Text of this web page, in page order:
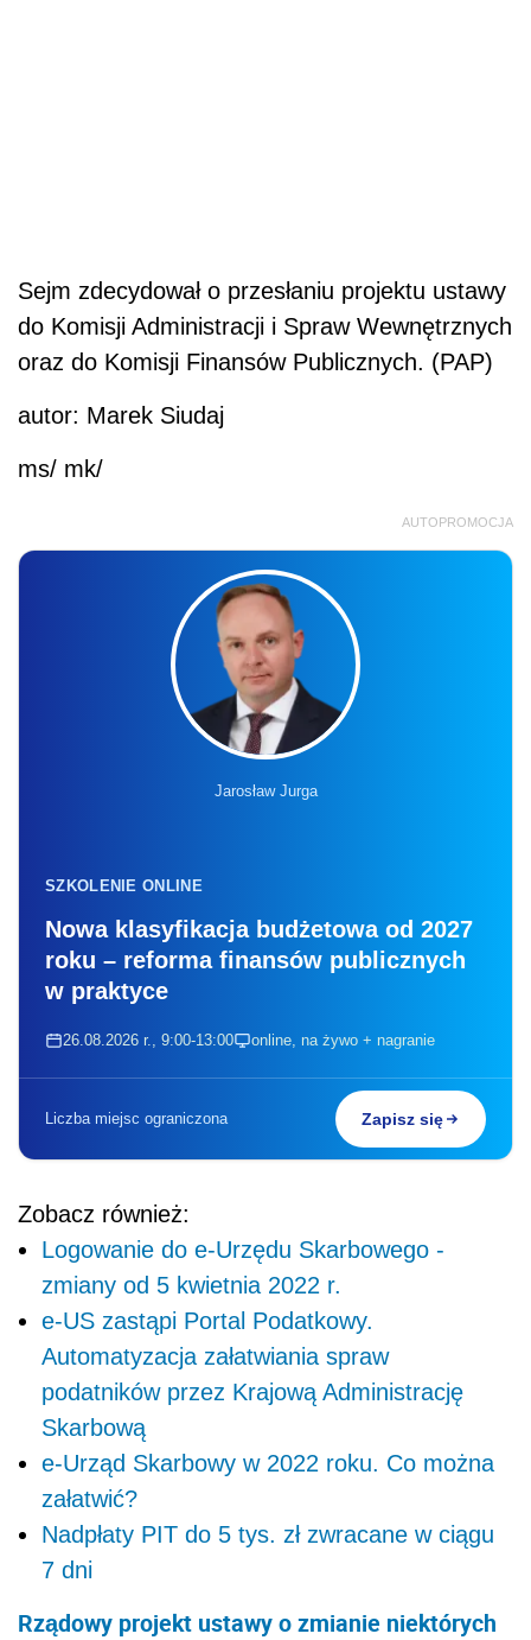
Sejm zdecydował o przesłaniu projektu ustawy
do Komisji Administracji i Spraw Wewnętrznych
oraz do Komisji Finansów Publicznych. (PAP)
autor: Marek Siudaj
ms/ mk/
AUTOPROMOCJA
Jarosław Jurga
SZKOLENIE ONLINE
Nowa klasyfikacja budżetowa od 2027
roku – reforma finansów publicznych
w praktyce
26.08.2026 r., 9:00-13:00 online, na żywo + nagranie
Liczba miejsc ograniczona Zapisz się
Zobacz również:
Logowanie do e-Urzędu Skarbowego -
zmiany od 5 kwietnia 2022 r.
e-US zastąpi Portal Podatkowy.
Automatyzacja załatwiania spraw
podatników przez Krajową Administrację
Skarbową
e-Urząd Skarbowy w 2022 roku. Co można
załatwić?
Nadpłaty PIT do 5 tys. zł zwracane w ciągu
7 dni
Rządowy projekt ustawy o zmianie niektórych